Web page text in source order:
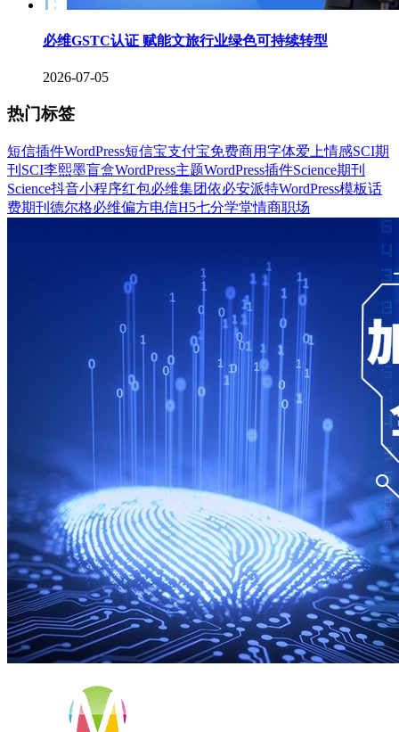
必维GSTC认证 赋能文旅行业绿色可持续转型
2026-07-05
热门标签
短信插件WordPress短信宝支付宝免费商用字体爱上情感SCI期
刊 SCI李熙墨盲盒WordPress主题WordPress插件Science期刊
Science抖音小程序红包必维集团依必安派特WordPress模板话
费期刊 德尔格必维偏方电信H5七分学堂情商职场